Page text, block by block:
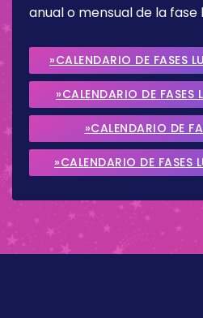
anual o mensual de la fase
»CALENDARIO DE FASES
»CALENDARIO DE FASES
2026
»CALENDARIO DE
»CALENDARIO DE FASES